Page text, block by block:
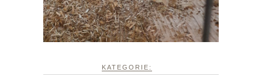
KATEGORIE: